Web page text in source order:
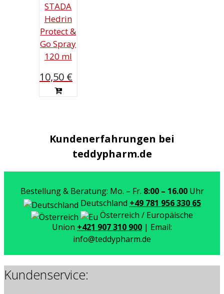
STADA
Hedrin
Protect &
Go Spray
120 ml
10,50 €
Kundenerfahrungen bei
teddypharm.de
Bestellung & Beratung: Mo. – Fr. 8:00 – 16.00Uhr
Deutschland +49 781 956 330 65
Österreich / Europäische
Union +421 907 310 900 | Email:
info@teddypharm.de
Kundenservice: